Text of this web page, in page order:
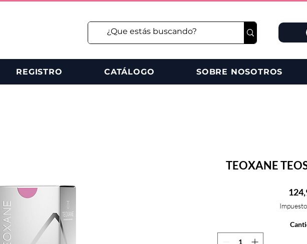
REGISTRO CATÁLOGO SOBRE NOSOTROS
TEOXANE